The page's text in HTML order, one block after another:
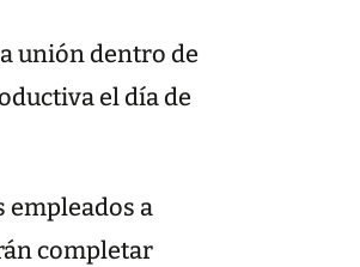
unión dentro de
el día de
empleados a
completar